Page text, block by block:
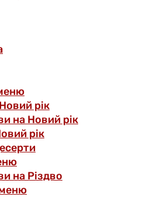
рік
на Новий рік
рік
на Різдво